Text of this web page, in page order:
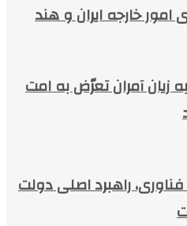
خارجه ایران و هند
زیان آمران تعرّض به امت
راهبرد اصلی دولت